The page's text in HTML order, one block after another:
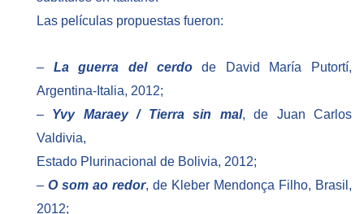
Las películas propuestas fueron:
– La guerra del cerdode David María Putortí,
Argentina-Italia, 2012;
– Yvy Maraey / Tierra sin mal, de Juan Carlos
Valdivia,
Estado Plurinacional de Bolivia, 2012;
– O som ao redor, de Kleber Mendonça Filho, Brasil,
2012;